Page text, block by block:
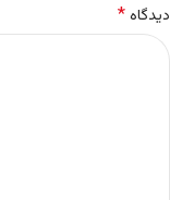
دیدگاه*